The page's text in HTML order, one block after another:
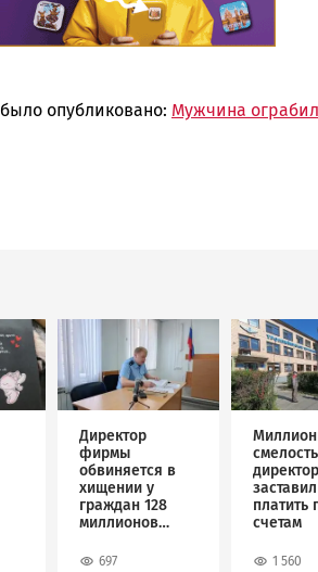
было опубликовано: Мужчина ограбил
Директор
фирмы
обвиняется в
хищении у
граждан 128
миллионов
697
Image
платить
счетам
1 560